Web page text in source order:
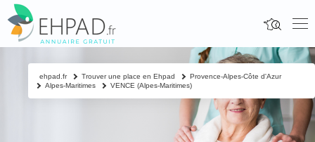
ehpad.fr Trouver une place en Ehpad
Provence-Alpes-Côte d'Azur
Alpes-Maritimes
VENCE (Alpes-Maritimes)